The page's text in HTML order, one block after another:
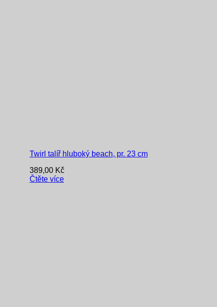
Twirl talíř hluboký beach, pr. 23 cm
389,00 Kč
Čtěte více